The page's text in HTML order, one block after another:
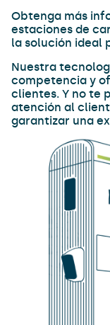
Obtenga más
estaciones de
la solución ideal
Nuestra
competencia y
clientes. Y no te
atención al
garantizar una